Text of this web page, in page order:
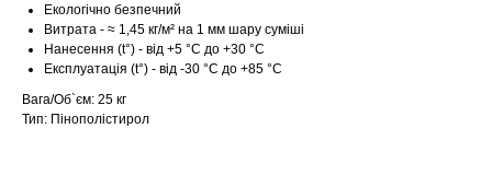
Екологічно безпечний
Витрата - ≈ 1,45 кг/м² на 1 мм шару суміші
Нанесення (t°) - від +5 °C до +30 °C
Експлуатація (t°) - від -30 °C до +85 °C
Вага/Об`єм: 25 кг
Тип: Пінополістирол